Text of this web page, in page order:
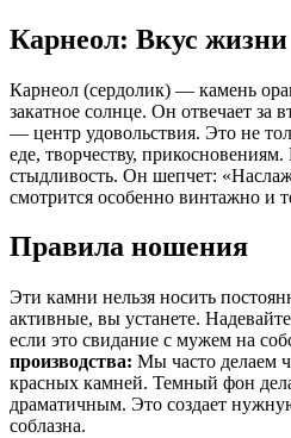
Карнеол: Вкус жизни
Карнеол (сердолик) — камень
закатное солнце. Он отвечает за
— центр удовольствия. Это не
еде, творчеству,
стыдливость. Он шепчет:
смотрится особенно винтажно и
Правила ношения
Эти камни нельзя носить
активные, вы устанете.
если это свидание с мужем на
производства: Мы часто делаем
красных камней. Темный фон
драматичным. Это создает
соблазна.